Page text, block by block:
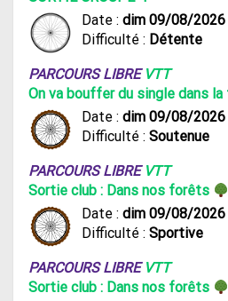
Date : dim 09/08/2026
Difficulté : Détente
PARCOURS LIBRE VTT
On va bouffer du single dans
Date : dim 09/08/2026
Difficulté : Soutenue
PARCOURS LIBRE VTT
Sortie club : Dans nos forêts
Date : dim 09/08/2026
Difficulté : Sportive
PARCOURS LIBRE VTT
Sortie club : Dans nos forêts